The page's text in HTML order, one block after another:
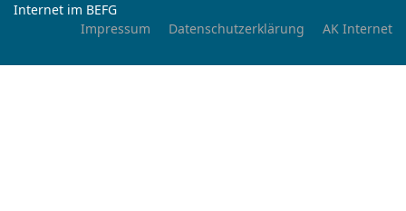
Internet im BEFG
Impressum
Datenschutzerklärung AK Internet